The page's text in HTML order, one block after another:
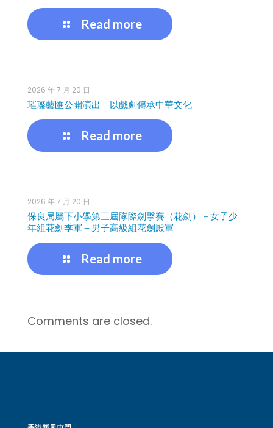
Read more
2026 年 7 月 20 日
璀璨藝匯公開演出｜以戲劇傳承中華文化
Read more
2026 年 7 月 20 日
保良局屬下小學第三屆隊際劍擊賽（花劍）－女子少
年組花劍季軍＋男子高級組花劍殿軍
Read more
Comments are closed.